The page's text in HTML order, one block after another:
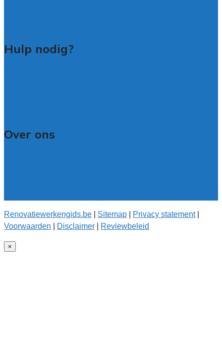
Hulp nodig?
Over ons
Renovatiewerkengids.be Sitemap Privacy statement|
Voorwaarden
Disclaimer Reviewbeleid
×